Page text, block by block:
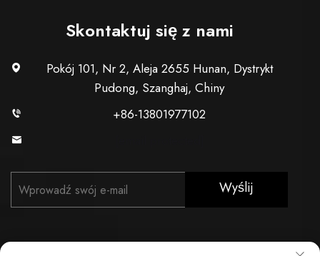
Skontaktuj się z nami
Pokój 101, Nr 2, Aleja 2655 Hunan, Dystrykt
Pudong, Szanghaj, Chiny
+86-13801977102
Wyślij